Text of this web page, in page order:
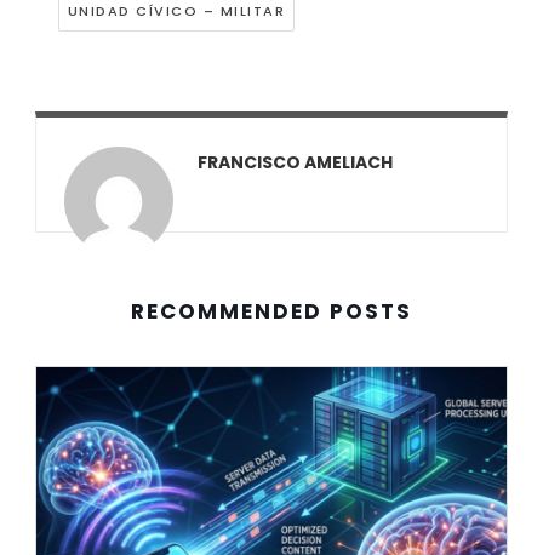
UNIDAD CÍVICO – MILITAR
FRANCISCO AMELIACH
RECOMMENDED POSTS